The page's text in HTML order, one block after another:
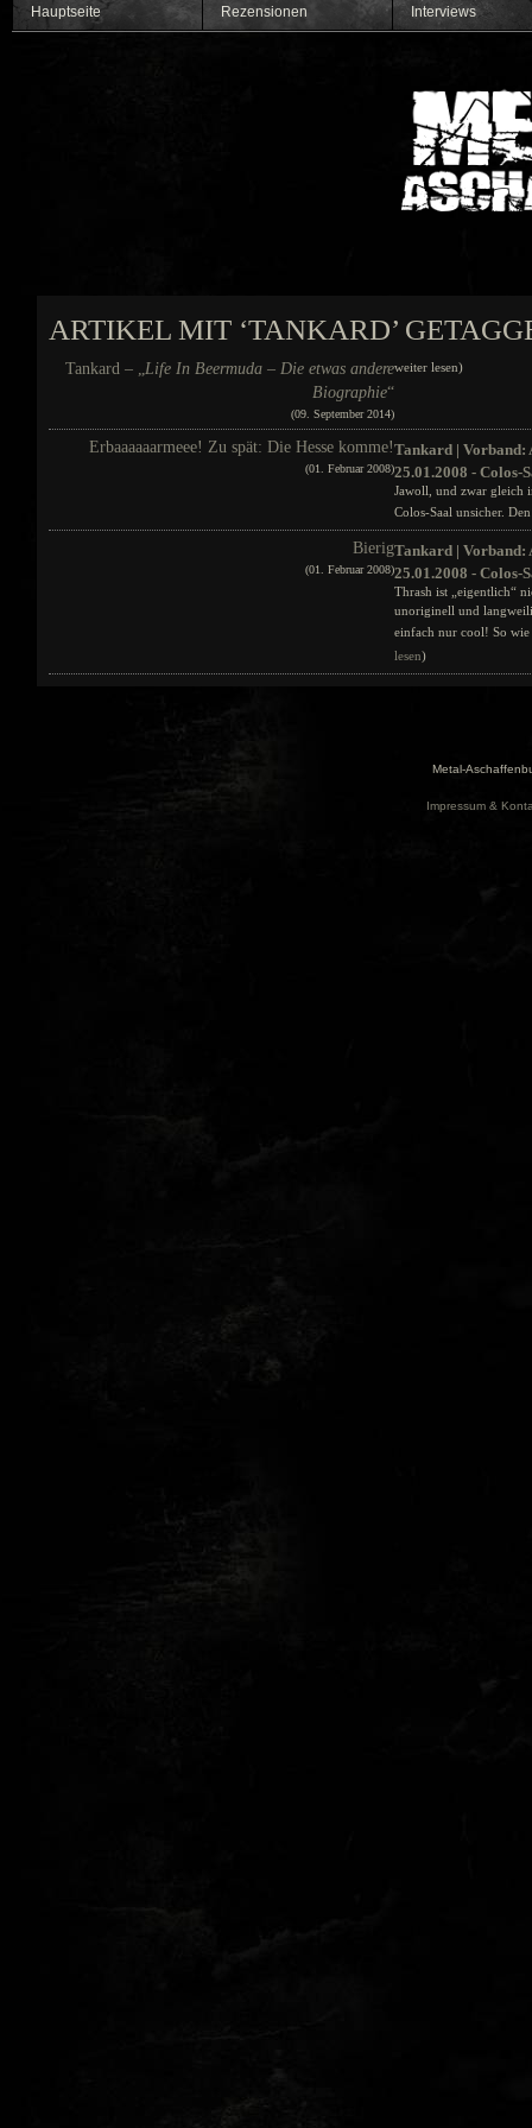
Hauptseite Rezensionen Interviews
ARTIKEL MIT ‘TANKARD’
Tankard – „Life In Beermuda – Die etwas andere
Biographie“
(09. September 2014)
weiter lesen)
Erbaaaaaarmeee! Zu spät: Die Hesse komme!
(01. Februar 2008)
Tankard | Vorband:
25.01.2008 - Colos-
Jawoll, und zwar gleich
Colos-Saal unsicher.
Bierig
(01. Februar 2008)
Tankard | Vorband:
25.01.2008 - Colos-
Thrash ist „eigentlich“
unoriginell und
einfach nur cool! So wie
lesen)
Metal-
Impressum &